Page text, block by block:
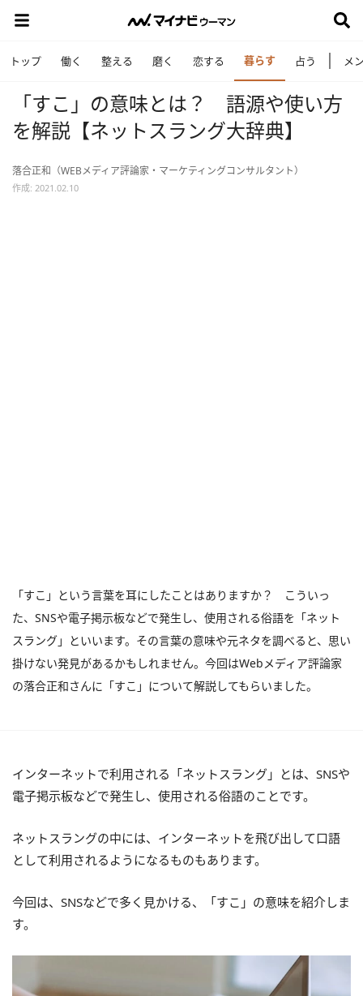
トップ 働く 整える 磨く 恋する 暮らす 占う メ
「すこ」の意味とは？ 語源や使い方
を解説【ネットスラング大辞典】
落合正和（WEBメディア評論家・マーケティングコンサルタント）
作成: 2021.02.10
「すこ」という言葉を耳にしたことはありますか？ こういっ
た、SNSや電子掲示板などで発生し、使用される俗語を「ネット
スラング」といいます。その言葉の意味や元ネタを調べると、思い
掛けない発見があるかもしれません。今回はWebメディア評論家
の落合正和さんに「すこ」について解説してもらいました。
インターネットで利用される「ネットスラング」とは、SNSや
電子掲示板などで発生し、使用される俗語のことです。
ネットスラングの中には、インターネットを飛び出して口語
として利用されるようになるものもあります。
今回は、SNSなどで多く見かける、「すこ」の意味を紹介しま
す。